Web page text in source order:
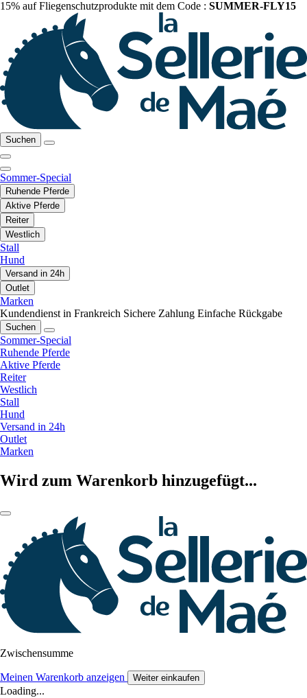
15% auf Fliegenschutzprodukte mit dem Code : SUMMER-FLY15
Suchen
Sommer-Special
Ruhende Pferde
Aktive Pferde
Reiter
Westlich
Stall
Hund
Versand in 24h
Outlet
Marken
Kundendienst in Frankreich Sichere Zahlung Einfache Rückgabe
Suchen
Sommer-Special
Ruhende Pferde
Aktive Pferde
Reiter
Westlich
Stall
Hund
Versand in 24h
Outlet
Marken
Wird zum Warenkorb hinzugefügt...
Zwischensumme
Meinen Warenkorb anzeigen Weiter einkaufen
Loading...